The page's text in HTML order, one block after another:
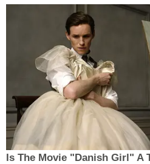
Is The Movie "Danish Girl" A